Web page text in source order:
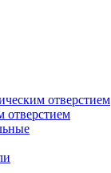
отверстием
отверстием